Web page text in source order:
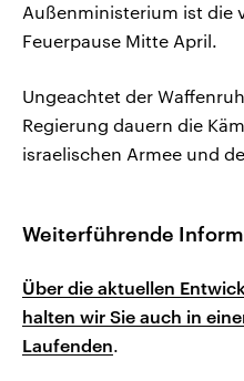
Außenministerium ist die
Feuerpause Mitte April.
Ungeachtet der
Regierung dauern die
israelischen Armee und
Weiterführende
Über die aktuellen
halten wir Sie auch in
Laufenden.